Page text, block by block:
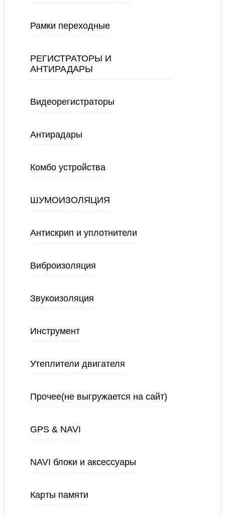
Рамки переходные
РЕГИСТРАТОРЫ И
АНТИРАДАРЫ
Видеорегистраторы
Антирадары
Комбо устройства
ШУМОИЗОЛЯЦИЯ
Антискрип и уплотнители
Виброизоляция
Звукоизоляция
Инструмент
Утеплители двигателя
Прочее(не выгружается на сайт)
GPS & NAVI
NAVI блоки и аксессуары
Карты памяти